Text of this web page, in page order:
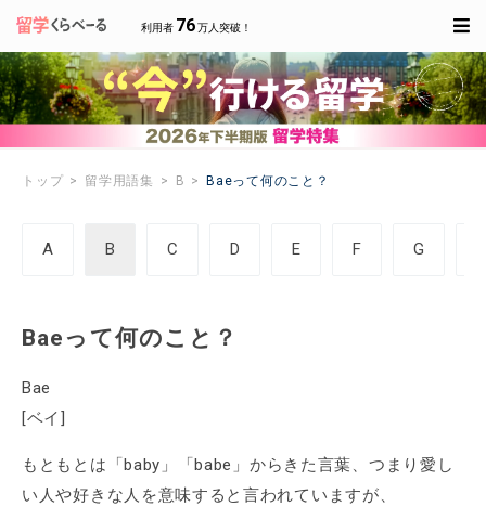
利用者 76万人突破！
トップ 留学用語集 B Baeって何のこと？
A B C D E F G
Baeって何のこと？
Bae
[ベイ]
もともとは「baby」「babe」からきた言葉、つまり愛し
い人や好きな人を意味すると言われていますが、